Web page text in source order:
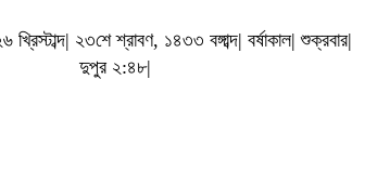
২৩শে শ্রাবণ, ১৪৩৩ বঙ্গাব্দ| বর্ষাকাল| শুক্রবার|
দুপুর ২:৪৮|